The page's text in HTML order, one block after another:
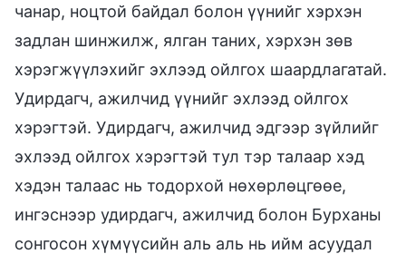
чанар, ноцтой байдал болон үүнийг хэрхэн
задлан шинжилж, ялган таних, хэрхэн зөв
хэрэгжүүлэхийг эхлээд ойлгох шаардлагатай.
Удирдагч, ажилчид үүнийг эхлээд ойлгох
хэрэгтэй. Удирдагч, ажилчид эдгээр зүйлийг
эхлээд ойлгох хэрэгтэй тул тэр талаар хэд
хэдэн талаас нь тодорхой нөхөрлөцгөөе,
ингэснээр удирдагч, ажилчид болон Бурханы
сонгосон хүмүүсийн аль аль нь ийм асуудал